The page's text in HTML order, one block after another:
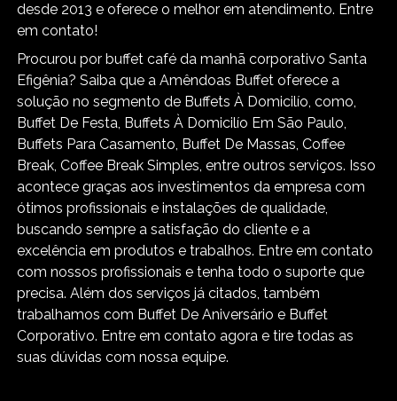
desde 2013 e oferece o melhor em atendimento. Entre
em contato!
Procurou por buffet café da manhã corporativo Santa
Efigênia? Saiba que a Amêndoas Buffet oferece a
solução no segmento de Buffets À Domicilío, como,
Buffet De Festa, Buffets À Domicilío Em São Paulo,
Buffets Para Casamento, Buffet De Massas, Coffee
Break, Coffee Break Simples, entre outros serviços. Isso
acontece graças aos investimentos da empresa com
ótimos profissionais e instalações de qualidade,
buscando sempre a satisfação do cliente e a
excelência em produtos e trabalhos. Entre em contato
com nossos profissionais e tenha todo o suporte que
precisa. Além dos serviços já citados, também
trabalhamos com Buffet De Aniversário e Buffet
Corporativo. Entre em contato agora e tire todas as
suas dúvidas com nossa equipe.